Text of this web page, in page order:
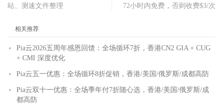
站、测速文件整理
72小时内免费，否则收费$3/次
相关推荐
Pia云2026五周年感恩回馈：全场循环7折，香港CN2 GIA + CUG
+ CMI 深度优化
Pia云五一优惠：全场循环8折促销，香港/美国/俄罗斯/成都高防
Pia云双十一优惠：全场季年付7折随心选，香港/美国/俄罗斯/成
都高防